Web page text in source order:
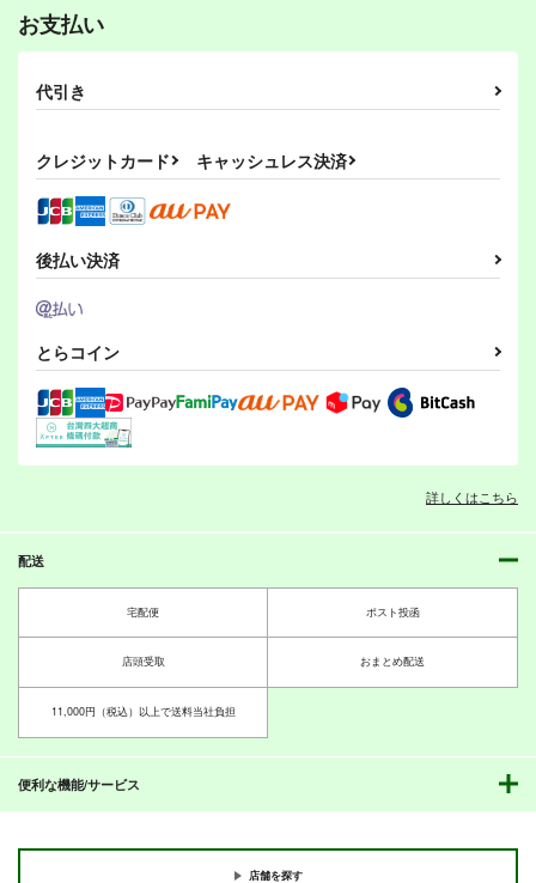
雷MK2&完結編
富士原屋
ドモン・カッシュ
作品詳細 作品詳細 作品詳細
330円
サンプル
作品詳細
コンボイ
サンプル
作品詳細
ロボットJSにスキは
ぎんか
サンプル
作品詳細
お支払い
代引き
クレジットカード キャッシュレス決済
後払い決済
とらコイン
詳しくはこちら
配送
宅配便 ポスト投函
店頭受取 おまとめ配送
11,000円（税込）以上で送料当社負担
便利な機能/サービス
店舗を探す